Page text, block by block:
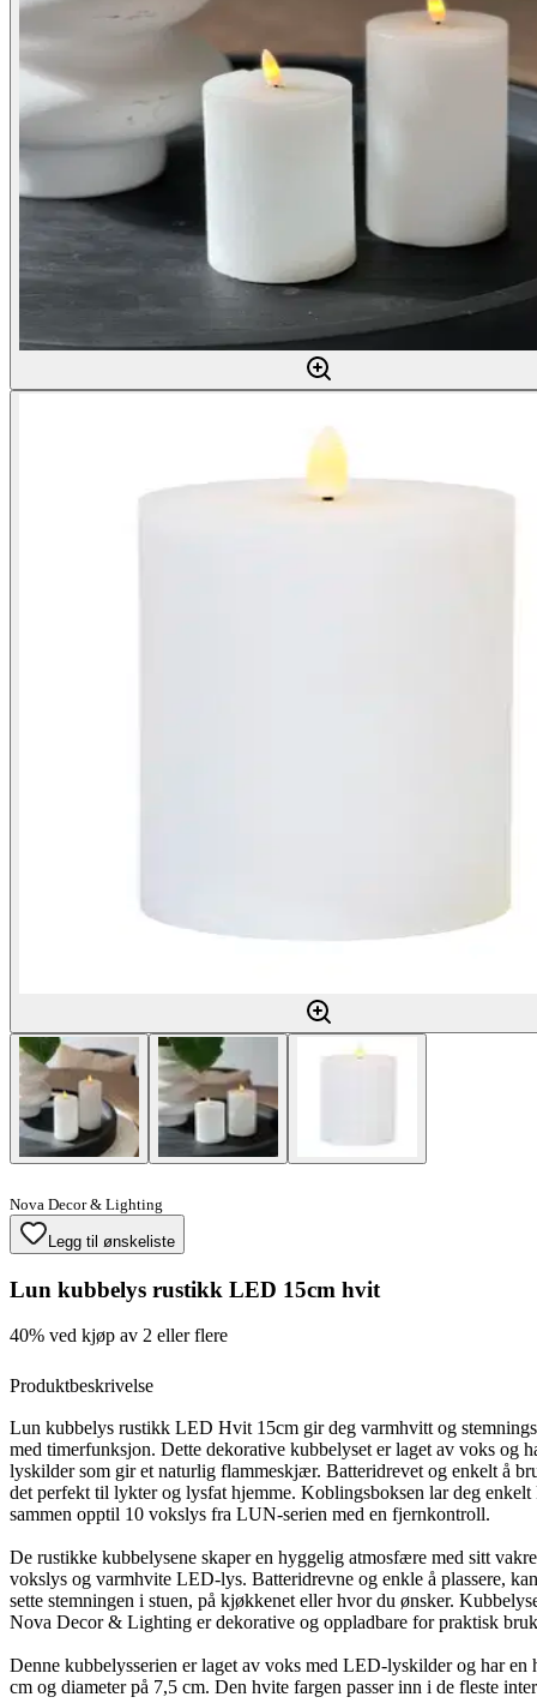
Nova Decor & Lighting
Legg til ønskeliste
Lun kubbelys rustikk LED 15cm hvit
40% ved kjøp av 2 eller flere
Produktbeskrivelse
Lun kubbelys rustikk LED Hvit 15cm gir deg varmhvitt og
med timerfunksjon. Dette dekorative kubbelyset er laget av voks og
lyskilder som gir et naturlig flammeskjær. Batteridrevet og enkelt å
det perfekt til lykter og lysfat hjemme. Koblingsboksen lar deg enkelt
sammen opptil 10 vokslys fra LUN-serien med en fjernkontroll.
De rustikke kubbelysene skaper en hyggelig atmosfære med sitt
vokslys og varmhvite LED-lys. Batteridrevne og enkle å plassere,
sette stemningen i stuen, på kjøkkenet eller hvor du ønsker.
Nova Decor & Lighting er dekorative og oppladbare for praktisk
Denne kubbelysserien er laget av voks med LED-lyskilder og har en
cm og diameter på 7,5 cm. Den hvite fargen passer inn i de fleste